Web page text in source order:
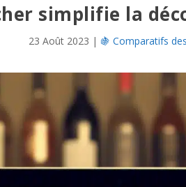
simplifie la
23 Août 2023 | 🍇 Comparatifs